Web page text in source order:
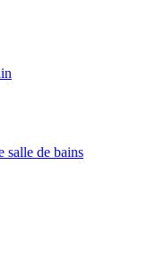
salle de bains